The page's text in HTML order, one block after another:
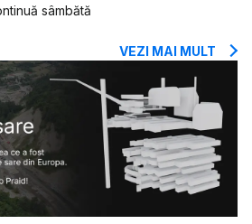
sâmbătă
VEZI MAI MULT